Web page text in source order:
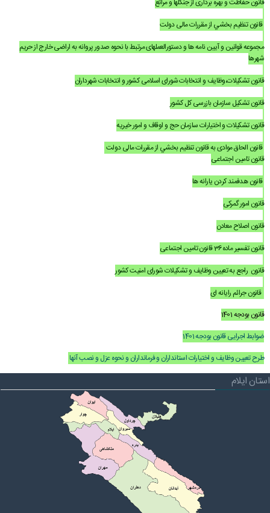
قانون تنظيم بخشي از مقررات مالی دولت
مجموعه قوانين و آيين نامه ها و دستورالعملهای مرتبط با نحوه صدور پروانه به اراضی خارج از حريم
شهرها
قانون تشکيلات،وظايف و انتخابات شورای اسلامی کشور و انتخابات شهرداران
قانون تشکيل سازمان بازرسی کل کشور
قانون تشکيلات و اختيارات سازمان حج و اوقاف و امور خيريه
قانون الحاق موادی به قانون تنظيم بخشي از مقررات مالی دولت
قانون تامين اجتماعی
قانون هدفمند کردن يارانه ها
قانون امور گمرکی
قانون اصلاح معادن
قانون تفسير ماده36 قانون تامين اجتماعی
قانون راجع به تعيين وظايف و تشکيلات شورای امنيت کشور
قانون جرائم رايانه ای
قانون بودجه 1401
ضوابط اجرایی قانون بودجه 1401
طرح تعیین وظایف و اختیارات استانداران و فرمانداران و نحوه عزل و نصب آنها
استان ایلام
قوانین عادی
آئین نامه ها
بخشنامه ها
اسناد بالادستی